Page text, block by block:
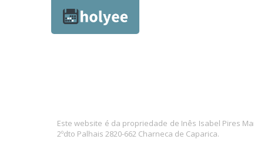
Este website é da propriedade de Inês Isabel Pires
2ºdto Palhais 2820-662 Charneca de Caparica.